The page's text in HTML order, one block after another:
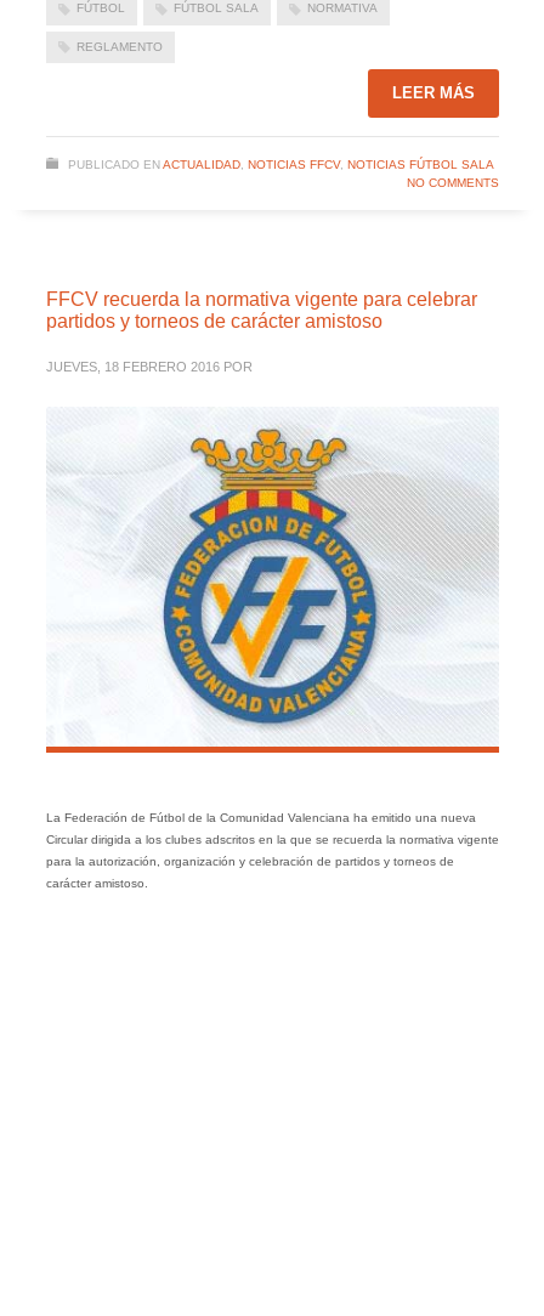
FÚTBOL FÚTBOL SALA NORMATIVA
REGLAMENTO
LEER MÁS
PUBLICADO EN ACTUALIDAD, NOTICIAS FFCV, NOTICIAS FÚTBOL SALA
NO COMMENTS
FFCV recuerda la normativa vigente para celebrar
partidos y torneos de carácter amistoso
JUEVES, 18 FEBRERO 2016 POR
La Federación de Fútbol de la Comunidad Valenciana ha emitido una nueva
Circular dirigida a los clubes adscritos en la que se recuerda la normativa vigente
para la autorización, organización y celebración de partidos y torneos de
carácter amistoso.